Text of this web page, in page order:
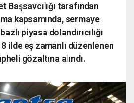
Başsavcılığı tarafından
kapsamında, sermaye
piyasa dolandırıcılığı
8 ilde eş zamanlı düzenlenen
gözaltına alındı.